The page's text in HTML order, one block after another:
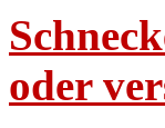
oder